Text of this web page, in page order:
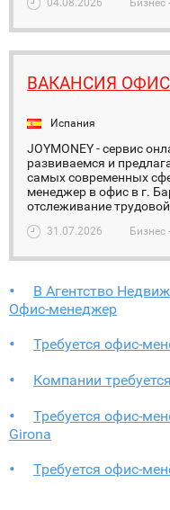
04.08.2026
ВАКАНСИЯ
Испания
JOYMONEY - сервис
развиваемся и
самых современных
менеджер в офис в г.
отслеживание
31.07.2026
В Агентство
Офис-менеджер
Требуется офис-
Компании
Требуется офис-
Girona
Требуется офис-